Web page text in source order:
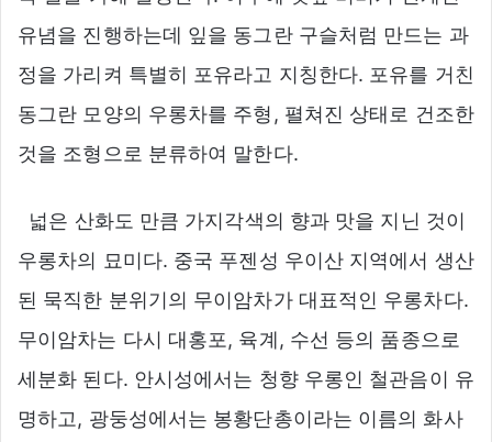
유념을 진행하는데 잎을 동그란 구슬처럼 만드는 과
정을 가리켜 특별히 포유라고 지칭한다. 포유를 거친
동그란 모양의 우롱차를 주형, 펼쳐진 상태로 건조한
것을 조형으로 분류하여 말한다.
넓은 산화도 만큼 가지각색의 향과 맛을 지닌 것이
우롱차의 묘미다. 중국 푸젠성 우이산 지역에서 생산
된 묵직한 분위기의 무이암차가 대표적인 우롱차다.
무이암차는 다시 대홍포, 육계, 수선 등의 품종으로
세분화 된다. 안시성에서는 청향 우롱인 철관음이 유
명하고, 광둥성에서는 봉황단총이라는 이름의 화사